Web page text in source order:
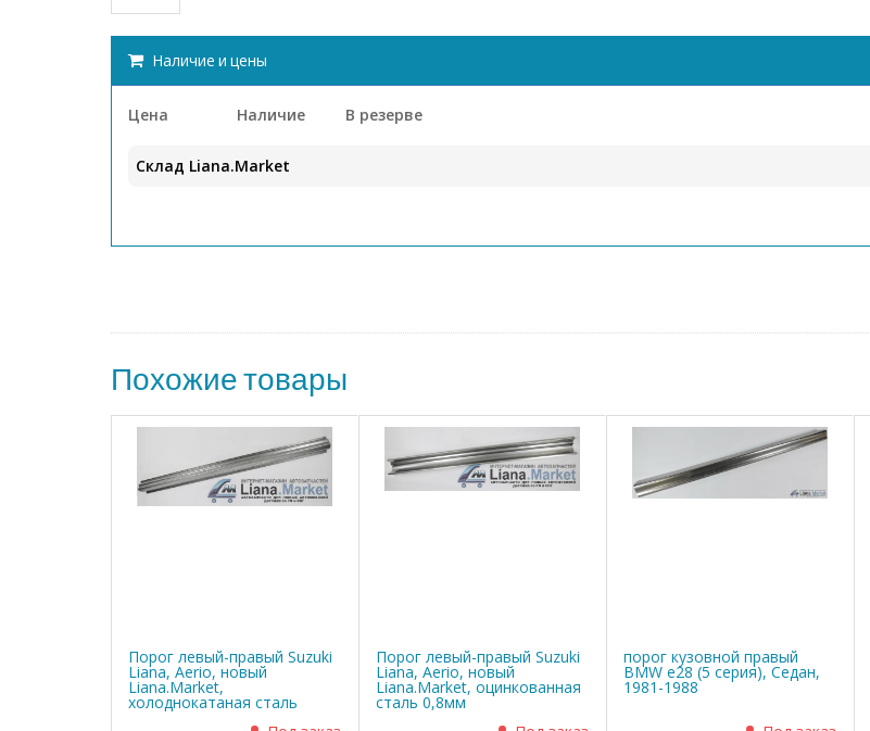
Наличие и цены
Цена Наличие В резерве
Склад Liana.Market
Похожие товары
Порог левый-правый Suzuki
Liana, Aerio, новый
Liana.Market,
холоднокатаная сталь
0,8мм
Порог левый-правый Suzuki
Liana, Aerio, новый
Liana.Market, оцинкованная
сталь 0,8мм
порог кузовной правый
BMW е28 (5 серия), Седан,
1981-1988